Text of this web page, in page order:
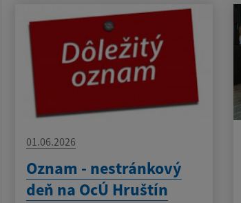
01.06.2026
Oznam - nestránkový
deň na OcÚ Hruštín